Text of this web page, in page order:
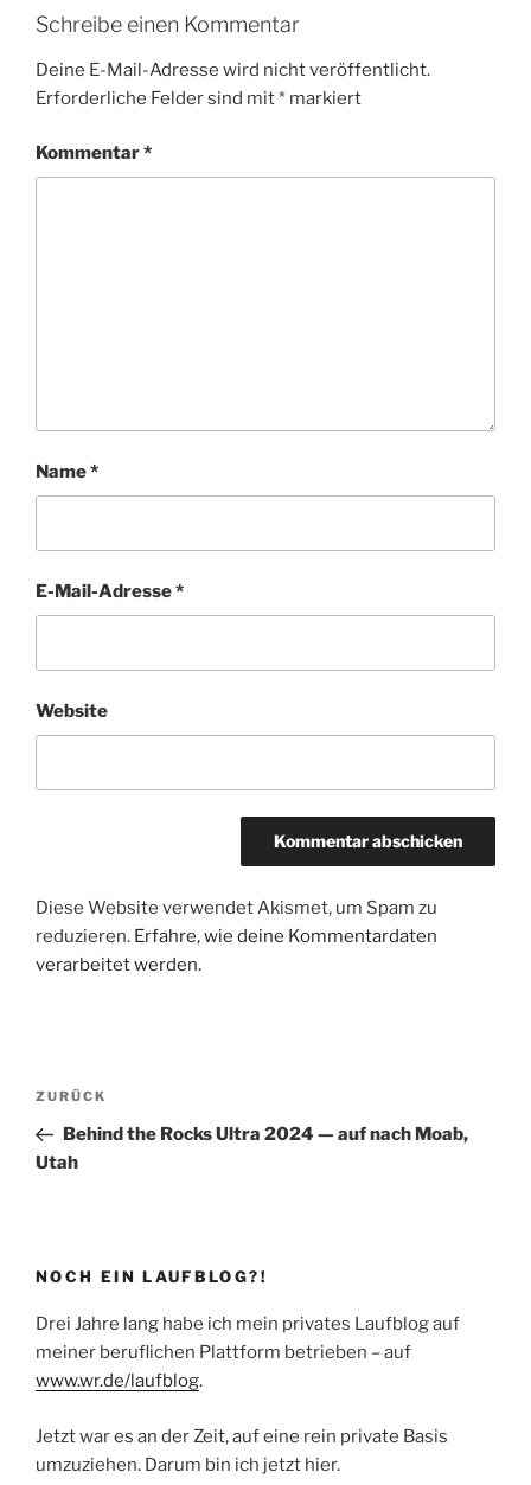
Schreibe einen Kommentar
Deine E-Mail-Adresse wird nicht veröffentlicht.
Erforderliche Felder sind mit* markiert
Kommentar*
Name*
E-Mail-Adresse*
Website
Diese Website verwendet Akismet, um Spam zu
reduzieren. Erfahre, wie deine Kommentardaten
verarbeitet werden.
Beitragsnavigation
Vorheriger
Beitrag
ZURÜCK
Behind the Rocks Ultra 2024 — auf nach Moab,
Utah
NOCH EIN LAUFBLOG?!
Drei Jahre lang habe ich mein privates Laufblog auf
meiner beruflichen Plattform betrieben – auf
www.wr.de/laufblog.
Jetzt war es an der Zeit, auf eine rein private Basis
umzuziehen. Darum bin ich jetzt hier.